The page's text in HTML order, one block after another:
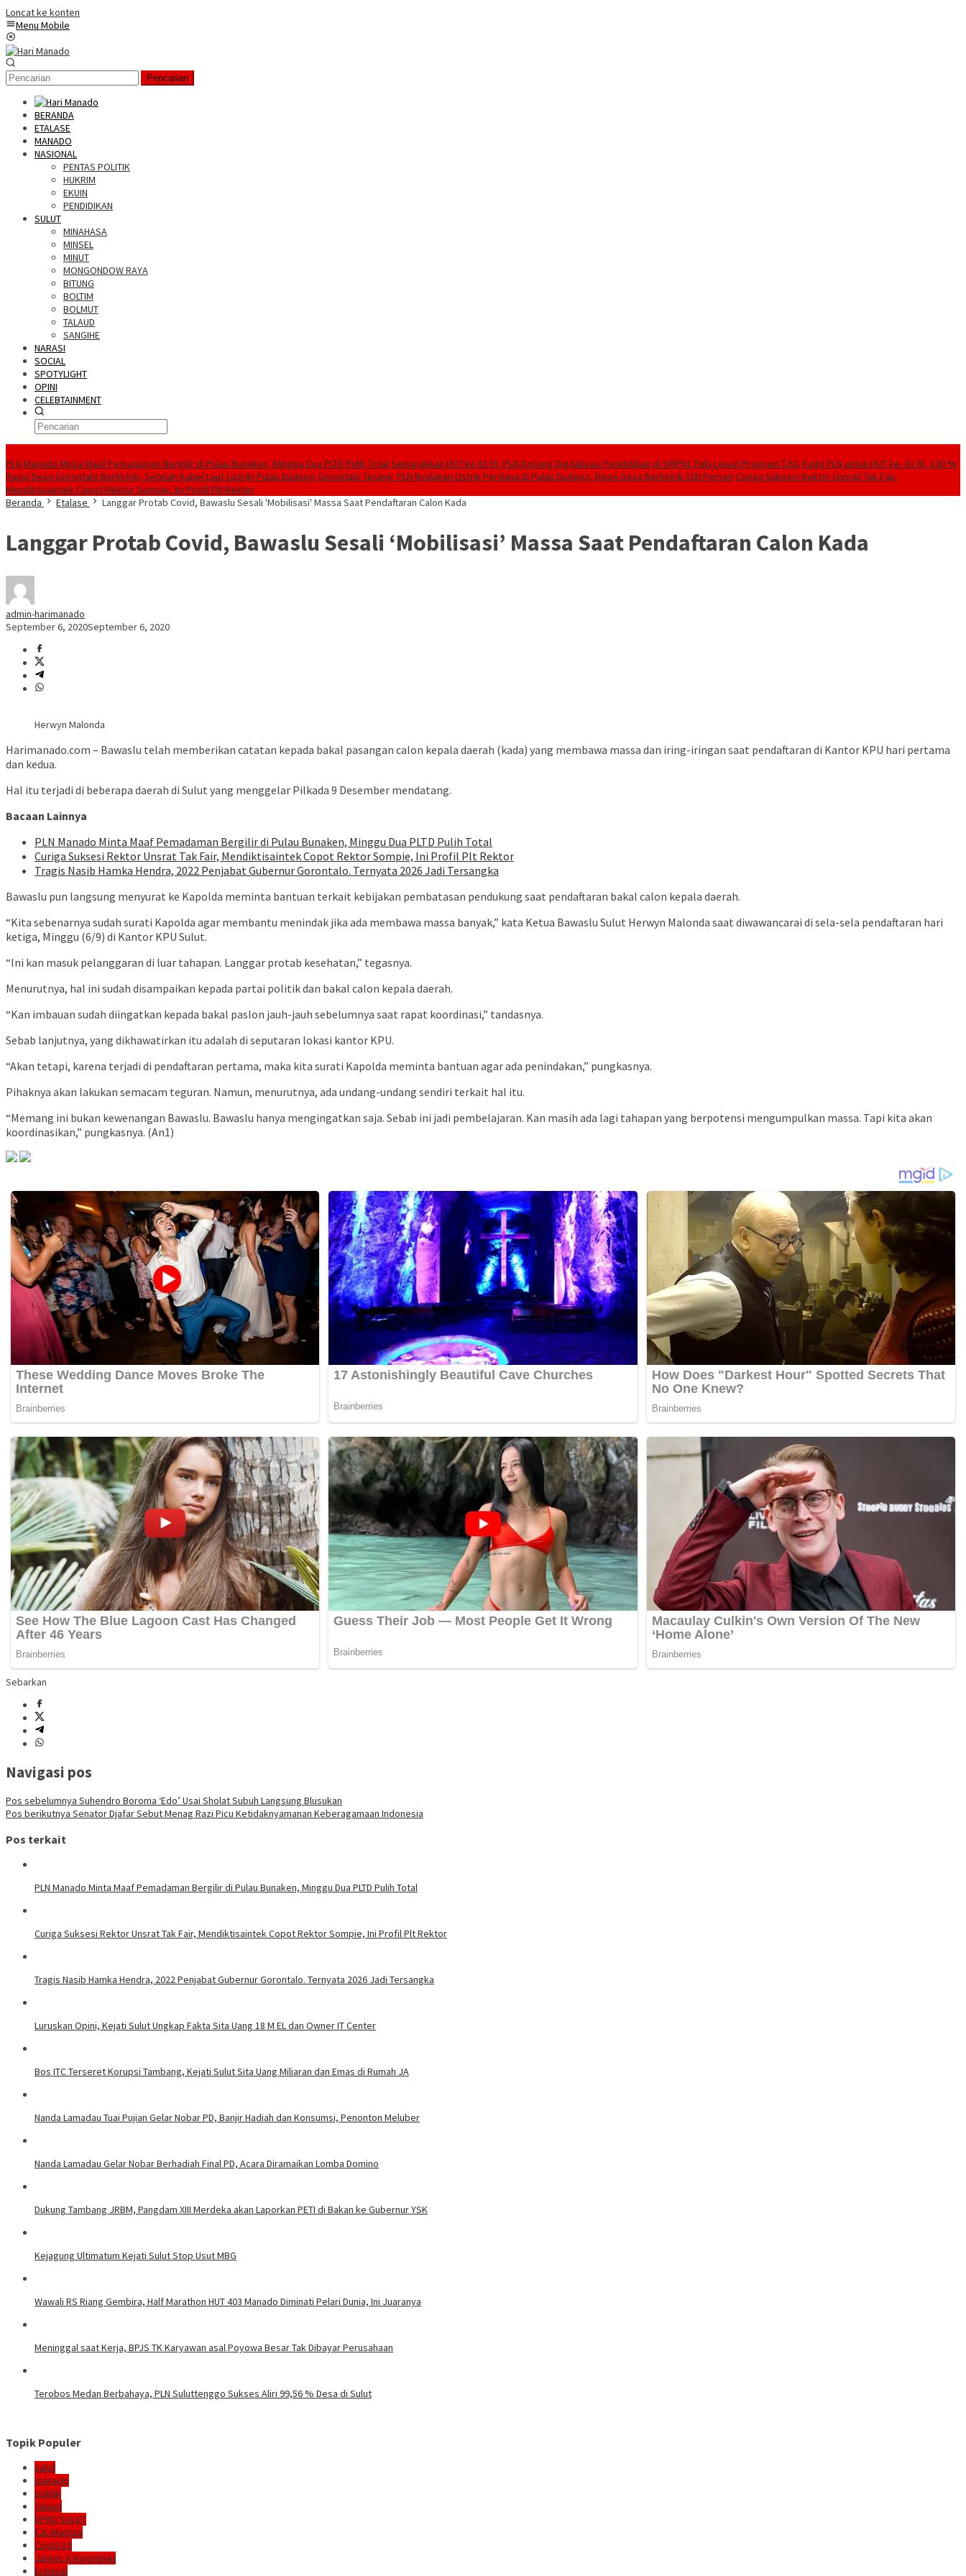
Loncat ke konten
Menu Mobile
Pencarian
BERANDA
ETALASE
MANADO
NASIONAL
PENTAS POLITIK
HUKRIM
EKUIN
PENDIDIKAN
SULUT
MINAHASA
MINSEL
MINUT
MONGONDOW RAYA
BITUNG
BOLTIM
BOLMUT
TALAUD
SANGIHE
NARASI
SOCIAL
SPOTYLIGHT
OPINI
CELEBTAINMENT
PLN Manado Minta Maaf Pemadaman Bergilir di Pulau Bunaken, Minggu Dua PLTD Pulih TotalSemarakkan HUT ke 81 RI, PLN Dorong Digitalisasi Pendidikan di SMPN1 Palu Lewat Program TJSLKado PLN untuk HUT ke- 81 RI, 100 %
Rasio Desa Gorontalo Berlistrik, Setelah Kabel Laut Listriki Pulau Dudepo Gorontalo Terang. PLN Nyalakan Listrik Perdana di Pulau Dudepo, Rasio Desa Berlistrik 100 Persen Curiga Suksesi Rektor Unsrat Tak Fair,
Mendiktisaintek Copot Rektor Sompie, Ini Profil Plt Rektor
Beranda
Etalase Langgar Protab Covid, Bawaslu Sesali 'Mobilisasi' Massa Saat Pendaftaran Calon Kada
Langgar Protab Covid, Bawaslu Sesali ‘Mobilisasi’ Massa Saat Pendaftaran Calon Kada
admin-harimanado
September 6, 2020September 6, 2020
Herwyn Malonda
Harimanado.com – Bawaslu telah memberikan catatan kepada bakal pasangan calon kepala daerah (kada) yang membawa massa dan iring-iringan saat pendaftaran di Kantor KPU hari pertama
dan kedua.
Hal itu terjadi di beberapa daerah di Sulut yang menggelar Pilkada 9 Desember mendatang.
Bacaan Lainnya
PLN Manado Minta Maaf Pemadaman Bergilir di Pulau Bunaken, Minggu Dua PLTD Pulih Total
Curiga Suksesi Rektor Unsrat Tak Fair, Mendiktisaintek Copot Rektor Sompie, Ini Profil Plt Rektor
Tragis Nasib Hamka Hendra, 2022 Penjabat Gubernur Gorontalo. Ternyata 2026 Jadi Tersangka
Bawaslu pun langsung menyurat ke Kapolda meminta bantuan terkait kebijakan pembatasan pendukung saat pendaftaran bakal calon kepala daerah.
“Kita sebenarnya sudah surati Kapolda agar membantu menindak jika ada membawa massa banyak,” kata Ketua Bawaslu Sulut Herwyn Malonda saat diwawancarai di sela-sela pendaftaran hari
ketiga, Minggu (6/9) di Kantor KPU Sulut.
“Ini kan masuk pelanggaran di luar tahapan. Langgar protab kesehatan,” tegasnya.
Menurutnya, hal ini sudah disampaikan kepada partai politik dan bakal calon kepala daerah.
“Kan imbauan sudah diingatkan kepada bakal paslon jauh-jauh sebelumnya saat rapat koordinasi,” tandasnya.
Sebab lanjutnya, yang dikhawatirkan itu adalah di seputaran lokasi kantor KPU.
“Akan tetapi, karena terjadi di pendaftaran pertama, maka kita surati Kapolda meminta bantuan agar ada penindakan,” pungkasnya.
Pihaknya akan lakukan semacam teguran. Namun, menurutnya, ada undang-undang sendiri terkait hal itu.
“Memang ini bukan kewenangan Bawaslu. Bawaslu hanya mengingatkan saja. Sebab ini jadi pembelajaran. Kan masih ada lagi tahapan yang berpotensi mengumpulkan massa. Tapi kita akan
koordinasikan,” pungkasnya. (An1)
Sebarkan
Navigasi pos
Pos sebelumnya Suhendro Boroma ‘Edo’ Usai Sholat Subuh Langsung Blusukan
Pos berikutnya Senator Djafar Sebut Menag Razi Picu Ketidaknyamanan Keberagamaan Indonesia
Pos terkait
PLN Manado Minta Maaf Pemadaman Bergilir di Pulau Bunaken, Minggu Dua PLTD Pulih Total
Curiga Suksesi Rektor Unsrat Tak Fair, Mendiktisaintek Copot Rektor Sompie, Ini Profil Plt Rektor
Tragis Nasib Hamka Hendra, 2022 Penjabat Gubernur Gorontalo. Ternyata 2026 Jadi Tersangka
Luruskan Opini, Kejati Sulut Ungkap Fakta Sita Uang 18 M EL dan Owner IT Center
Bos ITC Terseret Korupsi Tambang, Kejati Sulut Sita Uang Miliaran dan Emas di Rumah JA
Nanda Lamadau Tuai Pujian Gelar Nobar PD, Banjir Hadiah dan Konsumsi, Penonton Meluber
Nanda Lamadau Gelar Nobar Berhadiah Final PD, Acara Diramaikan Lomba Domino
Dukung Tambang JRBM, Pangdam XIII Merdeka akan Laporkan PETI di Bakan ke Gubernur YSK
Kejagung Ultimatum Kejati Sulut Stop Usut MBG
Wawali RS Riang Gembira, Half Marathon HUT 403 Manado Diminati Pelari Dunia, Ini Juaranya
Meninggal saat Kerja, BPJS TK Karyawan asal Poyowa Besar Tak Dibayar Perusahaan
Terobos Medan Berbahaya, PLN Suluttenggo Sukses Aliri 99,56 % Desa di Sulut
Topik Populer
sulut
manado
politik
Talaud
DPRD SULUT
E2L-Mantap
Covid-19
James A Kojongian
kriminal